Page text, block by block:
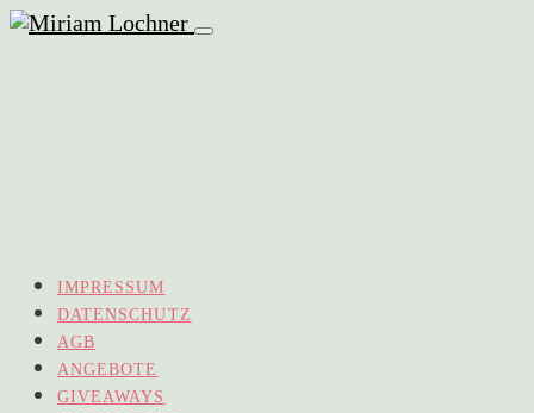
IMPRESSUM
DATENSCHUTZ
AGB
ANGEBOTE
GIVEAWAYS